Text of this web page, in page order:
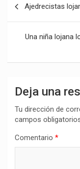
entradas
Ajedrecistas
Una niña lojana
Deja una
Tu dirección de
campos
Comentario *